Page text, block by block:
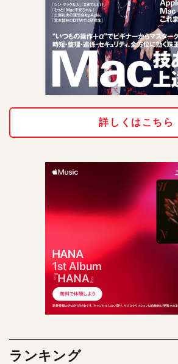
詳しくはこちら
ランキング